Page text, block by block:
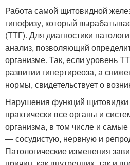
Работа самой щитовидной
гипофизу, который
(ТТГ). Для диагностики
анализ, позволяющий
организме. Так, если уровень
развитии гипертиреоза, а
нормы, свидетельствует о
Нарушения функций щитовидки
практически все органы и
организма, в том числе и
— сосудистую, нервную и
Патологические изменения